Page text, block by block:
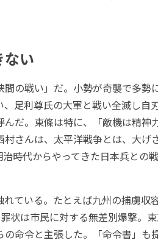
ない
の戦い」だ。小勢が奇襲で多勢
足利尊氏の大軍と戦い全滅し自
だ。東條は特に、「敵機は精神
村さんは、太平洋戦争とは、大げ
時代からやってきた日本兵との
ている。たとえば九州の捕虜収
状は市民に対する無差別爆撃。東
命令と主張した。「命令書」も